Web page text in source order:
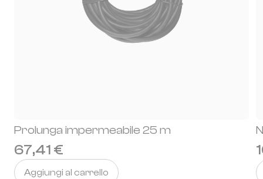
Prolunga impermeabile 25 m
67,41 €
Aggiungi al carrello